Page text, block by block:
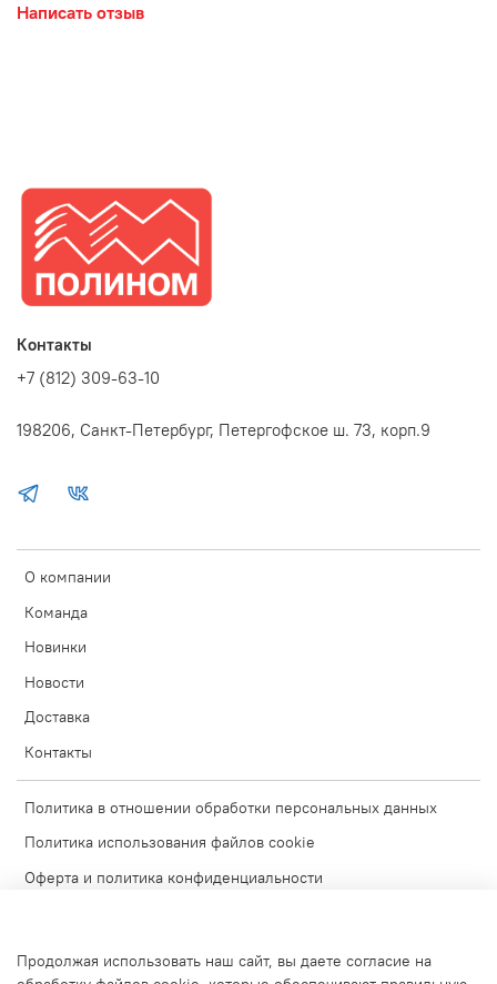
Написать отзыв
О компании
Команда
Новинки
Новости
Доставка
Контакты
Политика в отношении обработки персональных данных
Политика использования файлов cookie
Оферта и политика конфиденциальности
Контакты
+7 (812) 309-63-10
198206, Санкт-Петербург, Петергофское ш. 73, корп.9
Продолжая использовать наш сайт, вы даете согласие на